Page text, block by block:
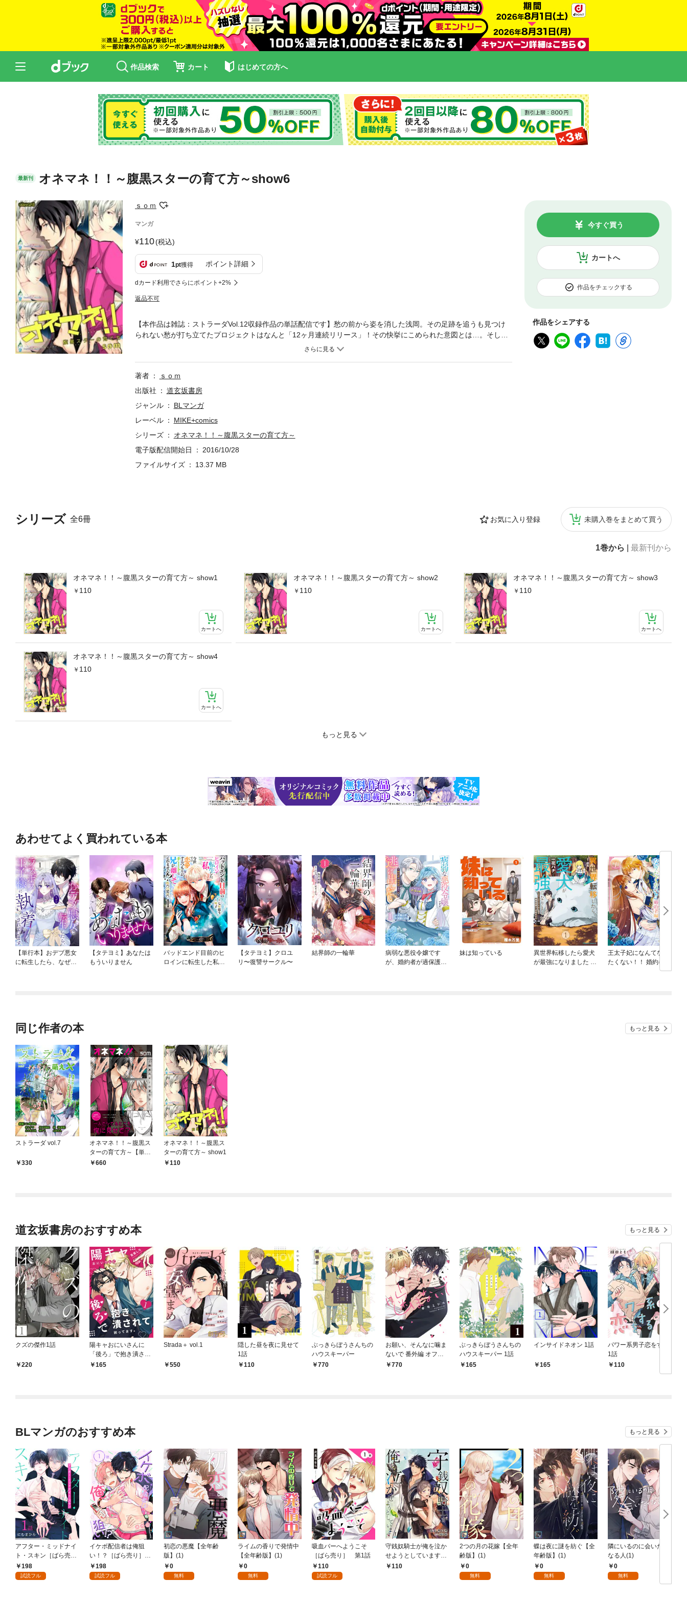
作品検索 カート はじめての方へ
最新刊 オネマネ！！～腹黒スターの育て方～show6
ｓｏｍ
マンガ
110(税込)
1pt獲得 ポイント詳細
dカード利用でさらにポイント+2%
返品不可
カートへ
今すぐ買う
作品をチェックする
作品をシェアする
シリーズ 全6冊 お気に入り登録 未購入巻をまとめて買う
1巻から 最新刊から
オネマネ！！～腹黒スターの育て方～ show1
110
カートへ
オネマネ！！～腹黒スターの育て方～ show2
110
カートへ
オネマネ！！～腹黒スターの育て方～ show3
110
カートへ
オネマネ！！～腹黒スターの育て方～ show4
110
カートへ
もっと見る
【本作品は雑誌：ストラーダVol.12収録作品の単話配信です】愁の前から姿を消した浅岡。その足跡を追うも見つけ
られない愁が打ち立てたプロジェクトはなんと「12ヶ月連続リリース」！その快挙にこめられた意図とは…。そして
愁の想いは浅岡へ届くのか。芸能界を舞台にした2人の恋路がついに終幕！
著者
ｓｏｍ
出版社
道玄坂書房
ジャンル
BLマンガ
レーベル
MIKE+comics
シリーズ
オネマネ！！～腹黒スターの育て方～
電子版配信開始日
2016/10/28
ファイルサイズ
13.37 MB
あわせてよく買われている本
【単行本】おデブ悪女
に転生したら、なぜか
【タテヨミ】あなたは
もういりません
バッドエンド目前のヒ
ロインに転生した私、
【タテヨミ】クロユ
リ〜復讐サークル〜
結界師の一輪華
病弱な悪役令嬢です
が、婚約者が過保護す
妹は知っている
異世界転移したら愛犬
が最強になりました ～
王太子妃になんてなり
たくない！！ 婚約者編
同じ作者の本 もっと見る
ストラーダ vol.7
330
オネマネ！！～腹黒ス
ターの育て方～【単行
本版】
660
オネマネ！！～腹黒ス
ターの育て方～ show1
110
道玄坂書房のおすすめ本 もっと見る
クズの傑作1話
220
陽キャおにいさんに
「後ろ」で抱き潰され
て困ってます。1話
165
Strada＋ vol.1
550
隠した昼を夜に見せて
1話
110
ぶっきらぼうさんちの
ハウスキーパー
770
お願い、そんなに噛ま
ないで 番外編 オフィ
シャルファンブック
770
ぶっきらぼうさんちの
ハウスキーパー 1話
165
インサイドネオン 1話
165
パワー系男子恋をする
1話
110
BLマンガのおすすめ本 もっと見る
アフター・ミッドナイ
ト・スキン［ばら売
り］ 第1話
198
試読フル
イケボ配信者は俺狙
い！？［ばら売り］
第1話
198
試読フル
初恋の悪魔【全年齢
版】(1)
0
無料
ライムの香りで発情中
【全年齢版】(1)
0
無料
吸血バーへようこそ
［ばら売り］ 第1話
110
試読フル
守銭奴騎士が俺を泣か
せようとしています
【単話】 1
110
2つの月の花嫁【全年
齢版】(1)
0
無料
蝶は夜に謎を紡ぐ【全
年齢版】(1)
0
無料
隣にいるのに会いたく
なる人(1)
0
無料